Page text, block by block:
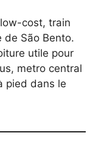
cost, train
de São Bento.
utile pour
metro central
pied dans le